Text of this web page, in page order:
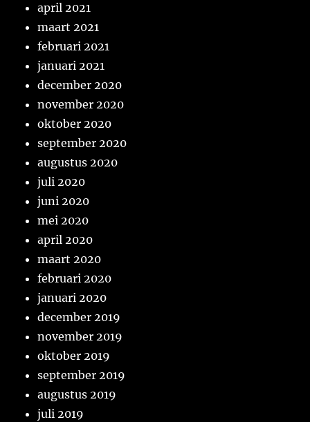
april 2021
maart 2021
februari 2021
januari 2021
december 2020
november 2020
oktober 2020
september 2020
augustus 2020
juli 2020
juni 2020
mei 2020
april 2020
maart 2020
februari 2020
januari 2020
december 2019
november 2019
oktober 2019
september 2019
augustus 2019
juli 2019